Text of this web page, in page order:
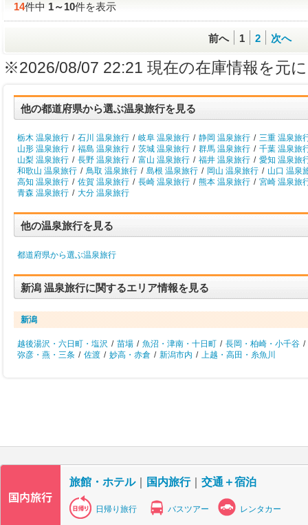
14件中1～10件を表示
前へ 1 2 次へ
※2026/08/07 22:21 現在の在庫情報を元
他の都道府県から選ぶ温泉旅行を見る
栃木 温泉旅行 / 石川 温泉旅行 / 岐阜 温泉旅行 / 静岡 温泉旅行 / 三重 温泉旅
山形 温泉旅行 / 福島 温泉旅行 / 茨城 温泉旅行 / 群馬 温泉旅行 / 千葉 温泉旅
山梨 温泉旅行 / 長野 温泉旅行 / 富山 温泉旅行 / 福井 温泉旅行 / 愛知 温泉旅
和歌山 温泉旅行 / 鳥取 温泉旅行 / 島根 温泉旅行 / 岡山 温泉旅行 / 山口 温泉
高知 温泉旅行 / 佐賀 温泉旅行 / 長崎 温泉旅行 / 熊本 温泉旅行 / 宮崎 温泉旅
青森 温泉旅行 / 大分 温泉旅行
他の温泉旅行を見る
都道府県から選ぶ温泉旅行
新潟 温泉旅行に関するエリア情報を見る
新潟
越後湯沢・六日町・塩沢 / 苗場 / 魚沼・津南・十日町 / 長岡・柏崎・小千谷 /
弥彦・燕・三条 / 佐渡 / 妙高・赤倉 / 新潟市内 / 上越・高田・糸魚川
旅館・ホテル｜ 国内旅行｜ 交通＋宿泊
日帰り旅行 バスツアー レンタカー